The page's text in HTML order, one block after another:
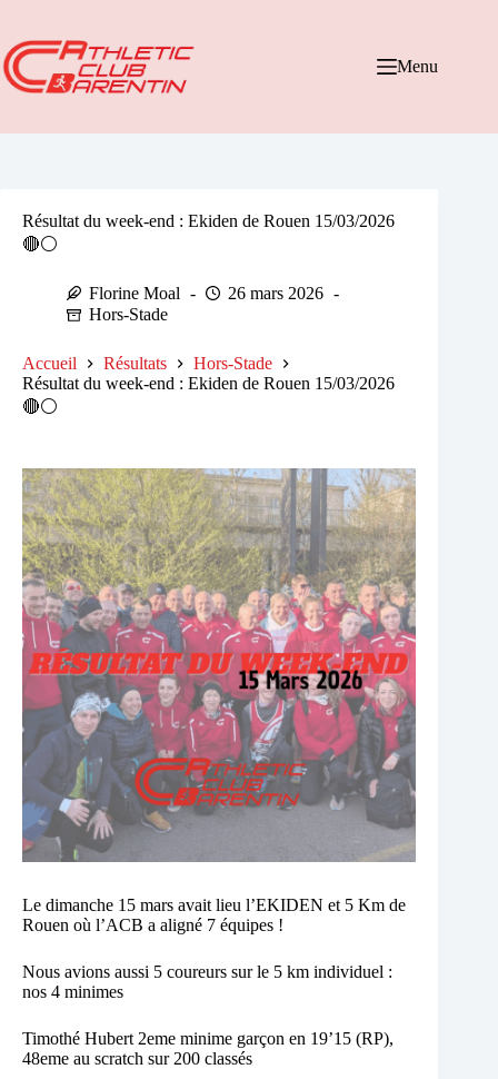
contenu
Menu
Résultat du week-end : Ekiden de Rouen 15/03/2026
🔴⚪
Florine Moal
26 mars 2026
Hors-Stade
Accueil Résultats
Hors-Stade
Résultat du week-end : Ekiden de Rouen 15/03/2026
🔴⚪
Le dimanche 15 mars avait lieu l’EKIDEN et 5 Km de
Rouen où l’ACB a aligné 7 équipes !
Nous avions aussi 5 coureurs sur le 5 km individuel :
nos 4 minimes
Timothé Hubert 2eme minime garçon en 19’15 (RP),
48eme au scratch sur 200 classés